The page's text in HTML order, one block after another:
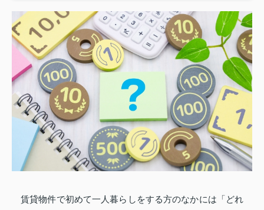
賃貸物件で初めて一人暮らしをする方のなかには「どれ